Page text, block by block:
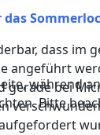
dass im
angeführt
gerade bei
während
Bitte